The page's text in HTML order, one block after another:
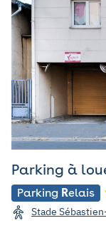
Parking à
Parking Relais
Stade